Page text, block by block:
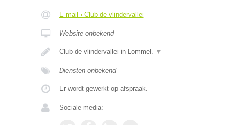
E-mail › Club de vlindervallei
Website onbekend
Club de vlindervallei in Lommel. ▼
Diensten onbekend
Er wordt gewerkt op afspraak.
Sociale media: